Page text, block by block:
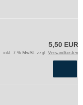
5,50 EUR
inkl. 7 % MwSt. zzgl. Versandkosten